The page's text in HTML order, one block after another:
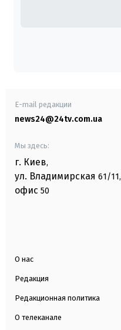
E-mail редакции
news24@24tv.com.ua
Мы здесь:
г. Киев,
ул. Владимирская 61/11,
офис 50
О нас
Редакция
Редакционная политика
О телеканале